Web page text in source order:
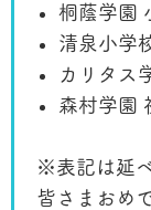
桐蔭学園
清泉小学
カリタス
森村学園
※表記は延べ
皆さまおめ